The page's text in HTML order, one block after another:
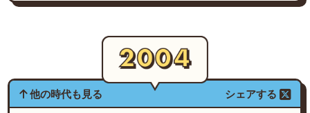
他の時代も見る シェアする